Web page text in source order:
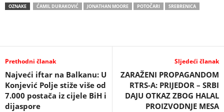
OZNAKE ĆAMIL DURAKOVIĆ JONATHAN MOORE POTOČARI SREBRENICA
Prethodni članak
Najveći iftar na Balkanu: U
Konjević Polje stiže više od
7.000 postača iz cijele BiH i
dijaspore
Sljedeći članak
ZARAŽENI PROPAGANDOM
RTRS-A: PRIJEDOR – SRBI
DAJU OTKAZ ZBOG HALAL
PROIZVODNJE MESA